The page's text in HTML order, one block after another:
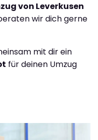
von Leverkusen
wir dich gerne
mit dir ein
für deinen Umzug